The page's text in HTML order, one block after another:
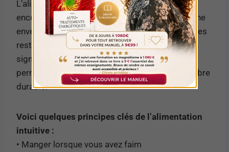
L’alimentation intuitive est un concept qui
encourage une approche plus naturelle et sereine
envers la nourriture. Au lieu de suivre des régimes
restrictifs, cette méthode mise sur l’écoute des
signaux de faim et de satiété du corps. Cela
permet d’éviter les excès et de trouver un équilibre
durable.
Voici quelques principes clés de l’alimentation
intuitive :
• Manger lorsque vous avez faim